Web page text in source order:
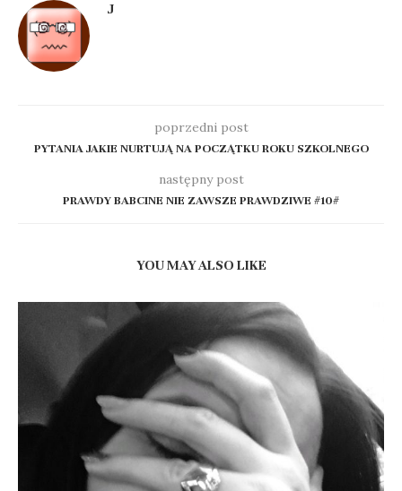
J
poprzedni post
PYTANIA JAKIE NURTUJĄ NA POCZĄTKU ROKU SZKOLNEGO
następny post
PRAWDY BABCINE NIE ZAWSZE PRAWDZIWE #10#
YOU MAY ALSO LIKE